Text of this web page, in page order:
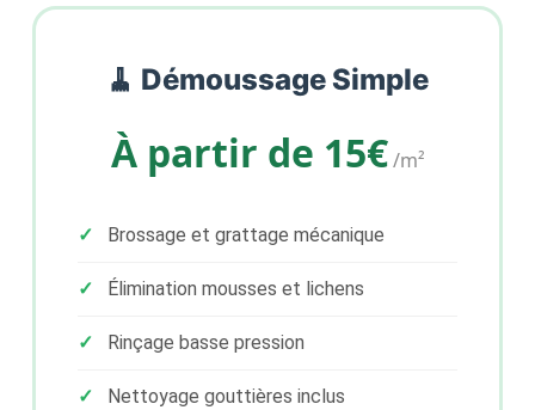
🧹 Démoussage Simple
À partir de 15€/m²
Brossage et grattage mécanique
Élimination mousses et lichens
Rinçage basse pression
Nettoyage gouttières inclus